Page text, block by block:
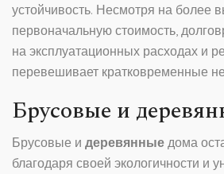
устойчивость. Несмотря на более
первоначальную стоимость,
на эксплуатационных расходах и
перевешивает кратковременные
Брусовые и
Брусовые и деревянные дома
благодаря своей экологичности и